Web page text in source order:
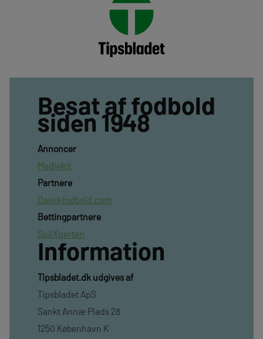
Besat af fodbold
siden 1948
Annoncer
Mediekit
Partnere
Danskfodbold.com
Bettingpartnere
SpilXperten
Information
TIpsbladet.dk udgives af
Tipsbladet ApS
Sankt Annæ Plads 28
1250 København K